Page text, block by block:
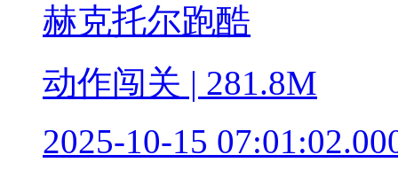
赫克托尔跑酷
动作闯关 | 281.8M
2025-10-15